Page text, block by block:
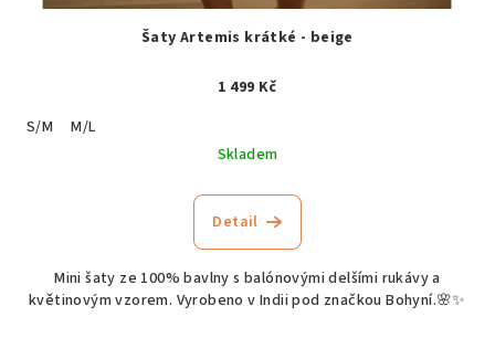
Šaty Artemis krátké - beige
1 499 Kč
S/M
M/L
Skladem
Detail
Mini šaty ze 100% bavlny s balónovými delšími rukávy a
květinovým vzorem. Vyrobeno v Indii pod značkou Bohyní.🌸✨